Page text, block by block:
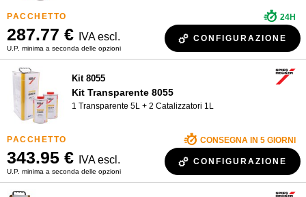
287.77 € IVA escl.
U.P. minima a seconda delle opzioni
24H
CONFIGURAZIONE
Kit 8055
Kit Transparente 8055
1 Transparente 5L + 2 Catalizzatori 1L
343.95 € IVA escl.
U.P. minima a seconda delle opzioni
CONSEGNA IN 5 GIORNI
CONFIGURAZIONE